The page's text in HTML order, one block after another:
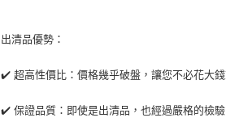
出清品優勢：
✔️ 超高性價比：價格幾乎破盤，讓您不必花大錢
✔️ 保證品質：即使是出清品，也經過嚴格的檢驗